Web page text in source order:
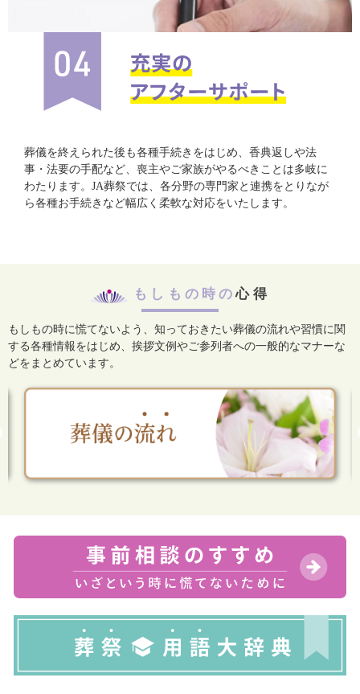
葬儀を終えられた後も各種手続きをはじめ、香典返しや法
事・法要の手配など、喪主やご家族がやるべきことは多岐に
わたります。JA葬祭では、各分野の専門家と連携をとりなが
ら各種お手続きなど幅広く柔軟な対応をいたします。
もしもの時の心得
もしもの時に慌てないよう、知っておきたい葬儀の流れや習慣に関
する各種情報をはじめ、 挨拶文例やご参列者への一般的なマナーな
どをまとめています。